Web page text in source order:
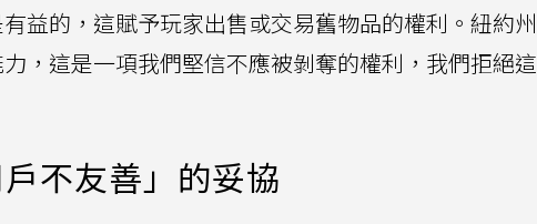
益的，這賦予玩家出售或交易舊物品的權利。紐約州
，這是一項我們堅信不應被剝奪的權利，我們拒絕這
不友善」的妥協